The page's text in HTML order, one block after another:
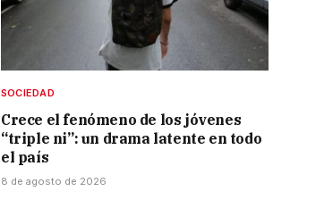
SOCIEDAD
Crece el fenómeno de los jóvenes
“triple ni”: un drama latente en todo
el país
8 de agosto de 2026